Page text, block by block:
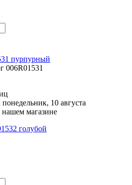
пурпурный
006R01531
10 августа
магазине